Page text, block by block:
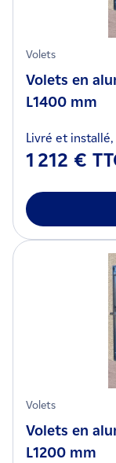
Volets
Volets en
L1400 mm
Livré et
1 212 €
Volets
Volets en
L1200 mm